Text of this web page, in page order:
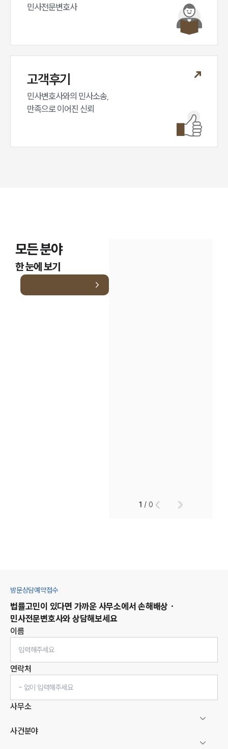
민사전문변호사
고객후기
민사변호사와의 민사소송,
만족으로 이어진 신뢰
모든 분야
한 눈에 보기
1 /0
방문상담예약접수
법률고민이 있다면 가까운 사무소에서 손해배상 ·
민사전문변호사와 상담해보세요
이름
연락처
사무소
사건분야